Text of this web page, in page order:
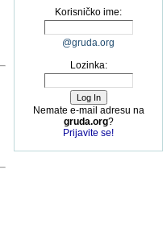
Korisničko ime:
@gruda.org
Lozinka:
Nemate e-mail adresu na
gruda.org?
Prijavite se!